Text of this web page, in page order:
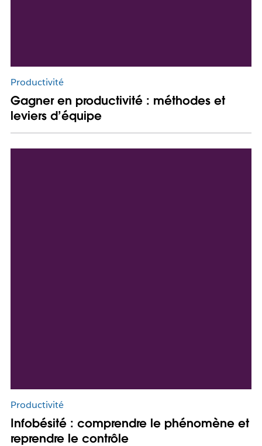
Productivité
Gagner en productivité : méthodes et
leviers d’équipe
Productivité
Infobésité : comprendre le phénomène et
reprendre le contrôle